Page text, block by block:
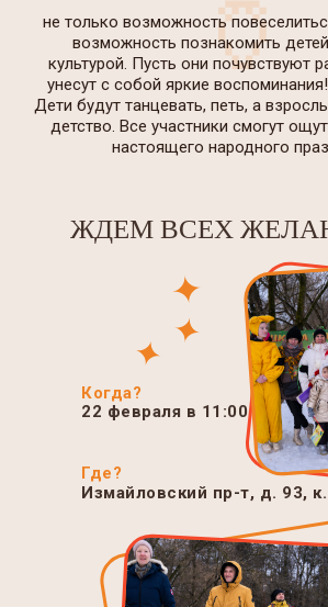
не только возможность
возможность познакомить
культурой. Пусть они почувствуют
унесут с собой яркие
Дети будут танцевать, петь, а
детство. Все участники смогут
настоящего народного
🏺
ЖДЕМ ВСЕХ
Когда?
22 февраля в 11:00
Где?
Измайловский пр-т, д. 93, к.